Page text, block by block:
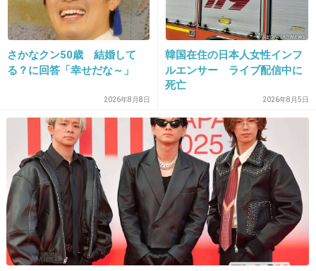
32. 匿名 2013/07/17(水) 21:54:50
ブロックされたのはアンチじゃなくてファンで
すよ。
好きだというベクトルが間違った方に向いちゃ
った感じの人でした。
+40 -0
33. 匿名 2013/07/17(水) 21:55:38
有吉さんや、乙武さん
みたいにとことんやってユーザーの心掴んでみてください。ある意味 試されて
る事もわからないと…
+4 -16
さかなクン50歳 結婚して
る？に回答「幸せだな～」
2026年8月8日
韓国在住の日本人女性インフ
ルエンサー ライブ配信中に
死亡
2026年8月5日